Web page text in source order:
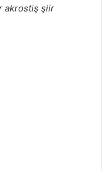
akrostiş şiir